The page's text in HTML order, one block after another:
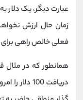
عبارت دیگر، یک دلار
زمان حال ارزش
فعلی خالص راهی
همانطور که در مثال
دریافت 100